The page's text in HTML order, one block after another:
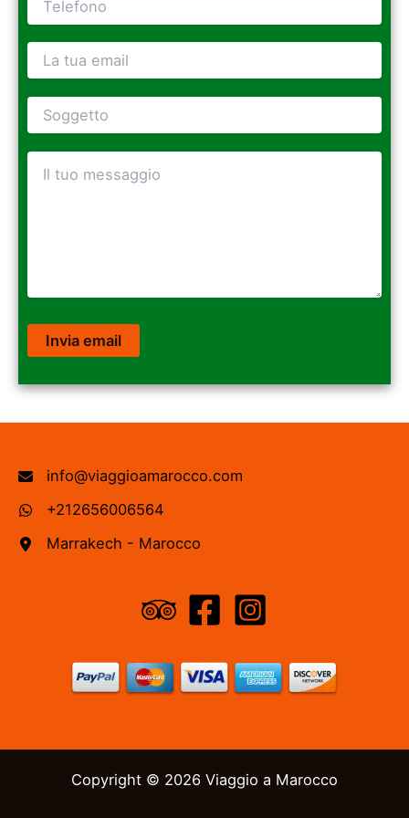
info@viaggioamarocco.com
+212656006564
Marrakech - Marocco
Copyright © 2026 Viaggio a Marocco